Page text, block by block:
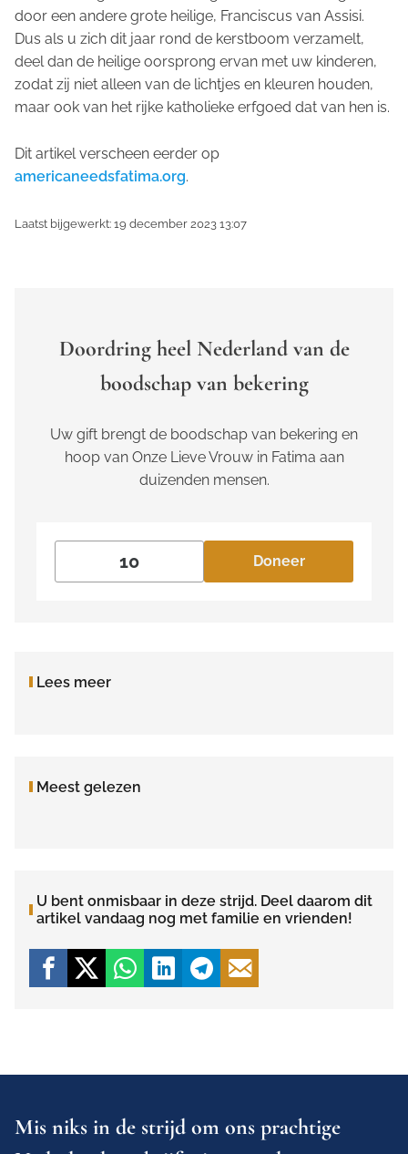
door een andere grote heilige, Franciscus van Assisi.
Dus als u zich dit jaar rond de kerstboom verzamelt,
deel dan de heilige oorsprong ervan met uw kinderen,
zodat zij niet alleen van de lichtjes en kleuren houden,
maar ook van het rijke katholieke erfgoed dat van hen is.
Dit artikel verscheen eerder op
americaneedsfatima.org.
Laatst bijgewerkt: 19 december 2023 13:07
Doordring heel Nederland van de
boodschap van bekering
Uw gift brengt de boodschap van bekering en
hoop van Onze Lieve Vrouw in Fatima aan
duizenden mensen.
Doneer
Lees meer
Meest gelezen
U bent onmisbaar in deze strijd. Deel daarom dit
artikel vandaag nog met familie en vrienden!
Mis niks in de strijd om ons prachtige